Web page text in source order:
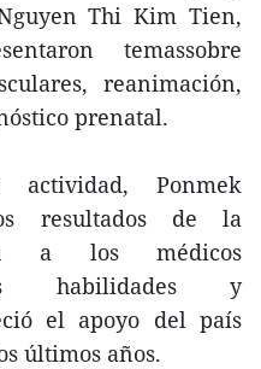
Thi Kim Tien,
temassobre
reanimación,
prenatal.
Ponmek
resultados de la
a los médicos
habilidades y
el apoyo del país
últimos años.